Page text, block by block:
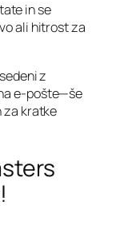
in se
ali hitrost za
z
e‑pošte—še
za kratke